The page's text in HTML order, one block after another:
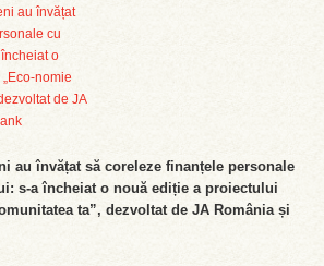
au învățat să coreleze finanțele personale
s-a încheiat o nouă ediție a proiectului
ta”, dezvoltat de JA România și